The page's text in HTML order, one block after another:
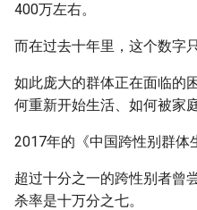
400万左右。
而在过去十年里，这个数字
如此庞大的群体正在面临的
何重新开始生活、如何被家
2017年的《中国跨性别群体
超过十分之一的跨性别者曾
杀率是十万分之七。